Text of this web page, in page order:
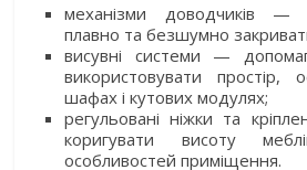
механізми доводчиків —
плавно та безшумно
висувні системи —
використовувати простір,
шафах і кутових модулях;
регульовані ніжки та
коригувати висоту
особливостей приміщення.